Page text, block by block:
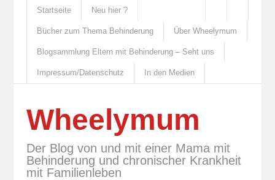
Startseite Neu hier ?
Bücher zum Thema Behinderung Über Wheelymum
Blogsammlung Eltern mit Behinderung – Seht uns
Impressum/Datenschutz In den Medien
Wheelymum
Der Blog von und mit einer Mama mit
Behinderung und chronischer Krankheit
mit Familienleben